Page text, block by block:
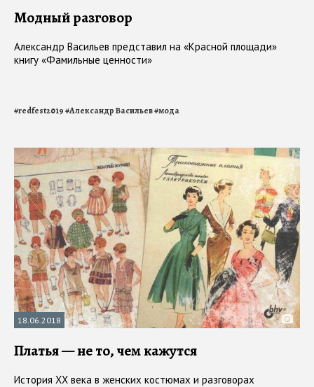
Модный разговор
Александр Васильев представил на «Красной площади»
книгу «Фамильные ценности»
#redfest2019#Александр Васильев#мода
18.06.2018
Платья — не то, чем кажутся
История XX века в женских костюмах и разговорах